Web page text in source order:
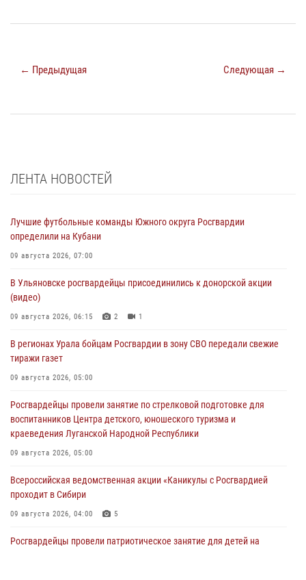
← Предыдущая Следующая →
ЛЕНТА НОВОСТЕЙ
Лучшие футбольные команды Южного округа Росгвардии
определили на Кубани
09 августа 2026, 07:00
В Ульяновске росгвардейцы присоединились к донорской акции
(видео)
09 августа 2026, 06:15 2 1
В регионах Урала бойцам Росгвардии в зону СВО передали свежие
тиражи газет
09 августа 2026, 05:00
Росгвардейцы провели занятие по стрелковой подготовке для
воспитанников Центра детского, юношеского туризма и
краеведения Луганской Народной Республики
09 августа 2026, 05:00
Всероссийская ведомственная акции «Каникулы с Росгвардией
проходит в Сибири
09 августа 2026, 04:00 5
Росгвардейцы провели патриотическое занятие для детей на